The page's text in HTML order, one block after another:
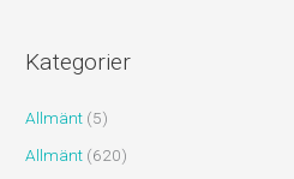
Kategorier
Allmänt (5)
Allmänt (620)